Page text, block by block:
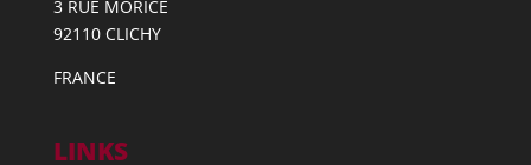
3 RUE MORICE
92110 CLICHY
FRANCE
LINKS